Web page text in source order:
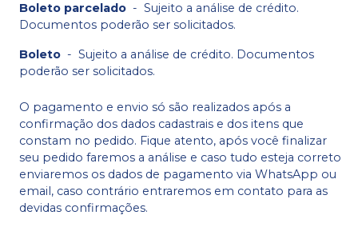
Boleto parcelado - Sujeito a análise de crédito.
Documentos poderão ser solicitados.
Boleto - Sujeito a análise de crédito. Documentos
poderão ser solicitados.
O pagamento e envio só são realizados após a
confirmação dos dados cadastrais e dos itens que
constam no pedido. Fique atento, após você finalizar
seu pedido faremos a análise e caso tudo esteja correto
enviaremos os dados de pagamento via WhatsApp ou
email, caso contrário entraremos em contato para as
devidas confirmações.